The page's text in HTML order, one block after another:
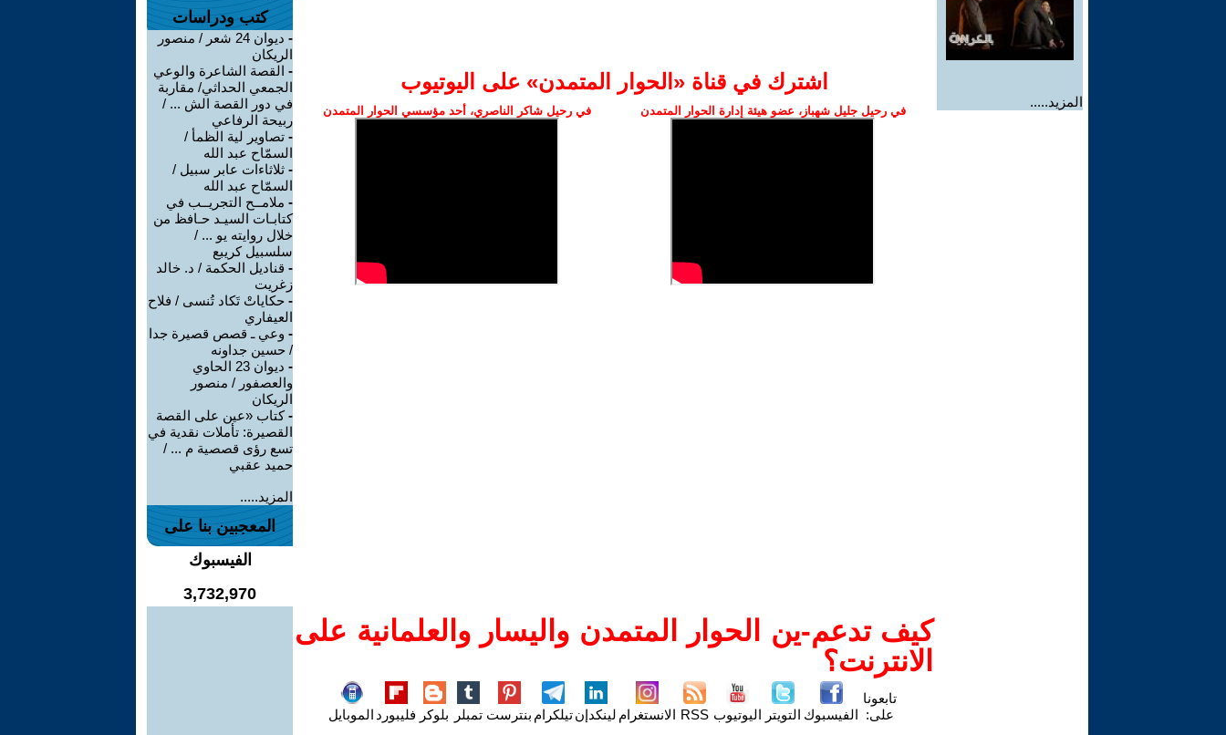
المزيد.....
اشترك في قناة ‫«الحوار المتمدن» على اليوتيوب
في رحيل جليل شهباز، عضو هيئة إدارة الحوار المتمدن في رحيل شاكر الناصري، أحد مؤسسي الحوار المتمدن
كيف تدعم-ين الحوار المتمدن واليسار والعلمانية على
الانترنت؟
تابعونا
على: الفيسبوك التويتر اليوتيوب RSS الانستغرام لينكدإنتيلكرام بنترست تمبلر بلوكر فليبورد الموبايل
كتب ودراسات
-
ديوان 24 شعر / منصور
الريكان
- القصة الشاعرة والوعي
الجمعي الحداثي/ مقاربة
في دور القصة الش ... /
ربيحة الرفاعي
- تصاوير لية الظمأ /
السمّاح عبد الله
- ثلاثاءات عابر سبيل /
السمّاح عبد الله
- ملامــح التجريــب في
كتابـات السيـد حـافظ من
خلال روايته يو ... /
سلسبيل كريبع
- قناديل الحكمة / د. خالد
زغريت
- حكاياتْ تَكاد تُنسى / فلاح
العيفاري
- وعي ـ قصص قصيرة جدا
/ حسين جداونه
-
ديوان 23 الحاوي
والعصفور / منصور
الريكان
-كتاب «عين على القصة
القصيرة: تأملات نقدية في
تسع رؤى قصصية م ... /
حميد عقبي
المزيد.....
المعجبين بنا على
الفيسبوك
3,732,970